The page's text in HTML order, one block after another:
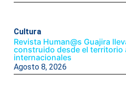
Cultura
Revista Human@s Guajira
construido desde el territorio
internacionales
Agosto 8, 2026